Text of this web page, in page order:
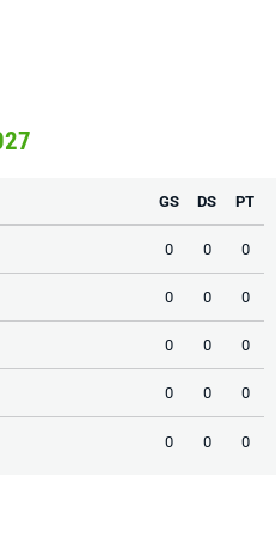
GS DS PT
0 0 0
0 0 0
0 0 0
0 0 0
0 0 0